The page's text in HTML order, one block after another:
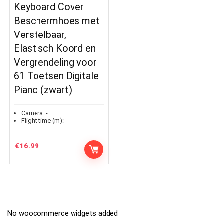
Keyboard Cover
Beschermhoes met
Verstelbaar,
Elastisch Koord en
Vergrendeling voor
61 Toetsen Digitale
Piano (zwart)
Camera: -
Flight time (m): -
€16.99
No woocommerce widgets added